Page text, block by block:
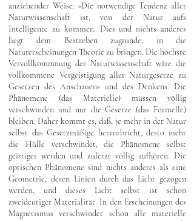
anziehender Weise: »Die notwendige Tendenz aller
Naturwissenschaft ist, von der Natur aufs
Intelligente zu kommen. Dies und nichts anderes
liegt dem Bestreben zugrunde, in die
Naturerscheinungen Theorie zu bringen. Die höchste
Vervollkommnung der Naturwissenschaft wäre die
vollkommene Vergeistigung aller Naturgesetze zu
Gesetzen des Anschauens und des Denkens. Die
Phänomene (das Materielle) müssen völlig
verschwinden und nur die Gesetze (das Formelle)
bleiben. Daher kommt es, daß, je mehr in der Natur
selbst das Gesetzmäßige hervorbricht, desto mehr
die Hülle verschwindet, die Phänomene selbst
geistiger werden und zuletzt völlig aufhören. Die
optischen Phänomene sind nichts anderes als eine
Geometrie, deren Linien durch das Licht gezogen
werden, und dieses Licht selbst ist schon
zweideutiger Materialität. In den Erscheinungen des
Magnetismus verschwindet schon alle materielle